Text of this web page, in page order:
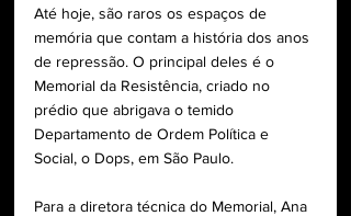
Até hoje, são raros os espaços de
memória que contam a história dos anos
de repressão. O principal deles é o
Memorial da Resistência, criado no
prédio que abrigava o temido
Departamento de Ordem Política e
Social, o Dops, em São Paulo.
Para a diretora técnica do Memorial, Ana